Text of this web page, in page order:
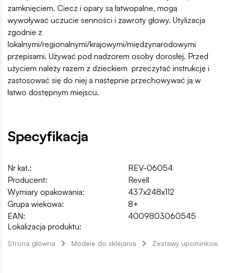
zamknięciem. Ciecz i opary są łatwopalne, mogą
wywoływać uczucie senności i zawroty głowy. Utylizacja
zgodnie z
lokalnymi/regionalnymi/krajowymi/międzynarodowymi
przepisami. Używać pod nadzorem osoby dorosłej. Przed
użyciem należy razem z dzieckiem przeczytać instrukcję i
zastosować się do niej a następnie przechowywać ją w
łatwo dostępnym miejscu.
Specyfikacja
Nr kat.:
REV-06054
Producent:
Revell
Wymiary opakowania:
437x248x112
Grupa wiekowa:
8+
EAN:
4009803060545
Lokalizacja produktu:
Strona główna Modele do sklejania Zestawy upominkowe